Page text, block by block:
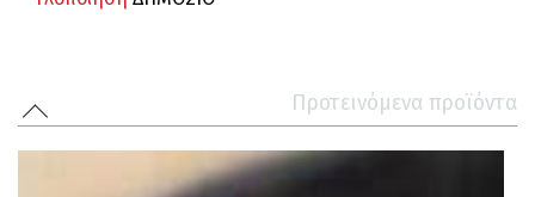
Προτεινόμενα προϊόντα